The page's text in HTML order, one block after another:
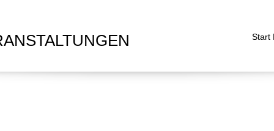
Start